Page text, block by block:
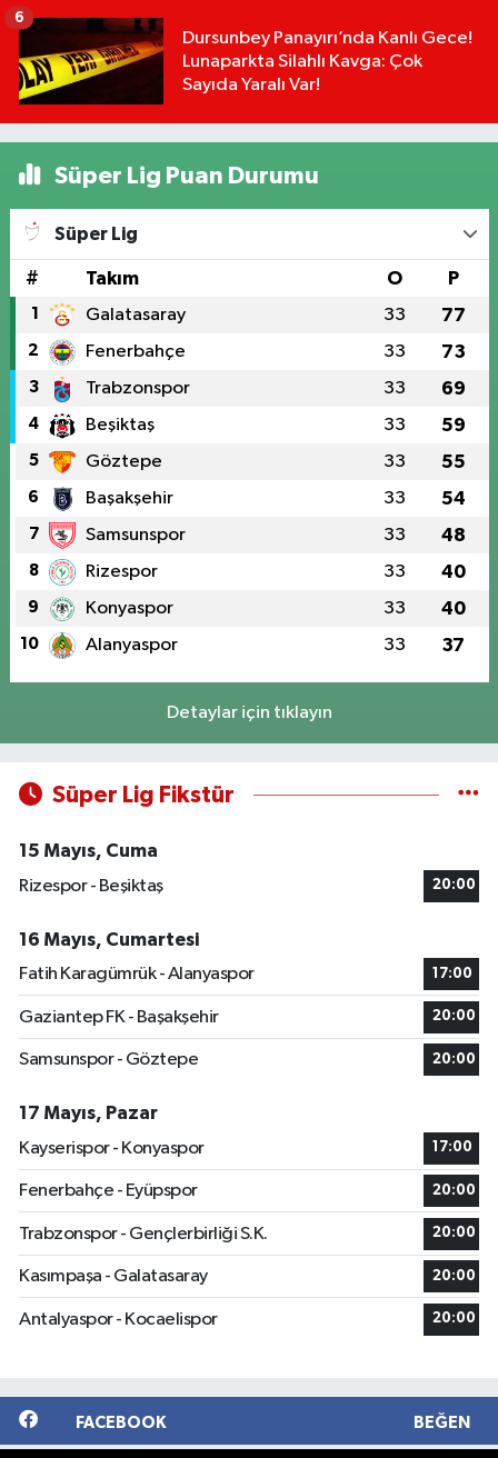
Dursunbey Panayırı’nda Kanlı Gece!
Lunaparkta Silahlı Kavga: Çok
Sayıda Yaralı Var!
6
Süper Lig Puan Durumu
Süper Lig
# Takım O P
1 Galatasaray 33 77
2 Fenerbahçe 33 73
3 Trabzonspor 33 69
4 Beşiktaş 33 59
5 Göztepe 33 55
6 Başakşehir 33 54
7 Samsunspor 33 48
8 Rizespor 33 40
9 Konyaspor 33 40
10 Alanyaspor 33 37
Detaylar için tıklayın
Süper Lig Fikstür
15 Mayıs, Cuma
Rizespor - Beşiktaş
20:00
16 Mayıs, Cumartesi
Fatih Karagümrük - Alanyaspor
17:00
Gaziantep FK - Başakşehir 20:00
Samsunspor - Göztepe 20:00
17 Mayıs, Pazar
Kayserispor - Konyaspor
17:00
Fenerbahçe - Eyüpspor 20:00
Trabzonspor - Gençlerbirliği S.K. 20:00
Kasımpaşa - Galatasaray 20:00
Antalyaspor - Kocaelispor 20:00
FACEBOOK BEĞEN